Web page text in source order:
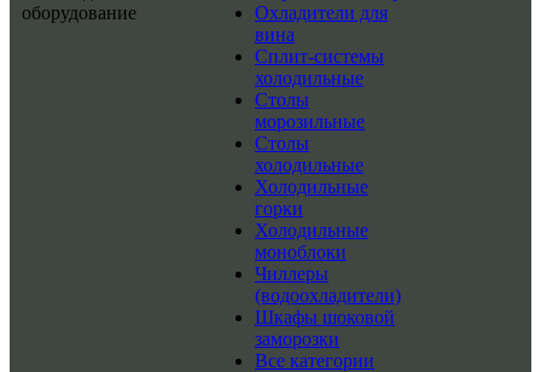
Охладители для
вина
Сплит-системы
холодильные
Столы
морозильные
Столы
холодильные
Холодильные
горки
Холодильные
моноблоки
Чиллеры
(водоохладители)
Шкафы шоковой
заморозки
Все категории